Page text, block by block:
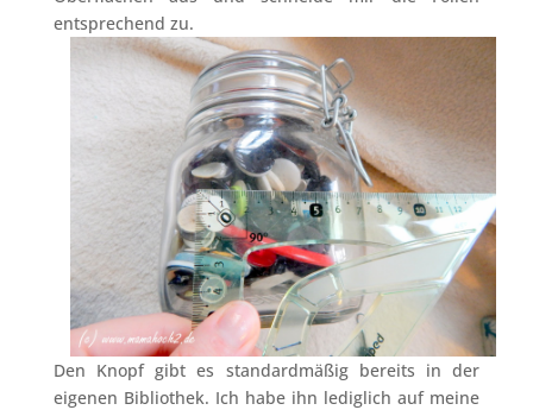
entsprechend zu.
Den Knopf gibt es standardmäßig bereits in der
eigenen Bibliothek. Ich habe ihn lediglich auf meine